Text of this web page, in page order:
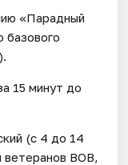
«Парадный
базового
15 минут до
(с 4 до 14
ветеранов ВОВ,